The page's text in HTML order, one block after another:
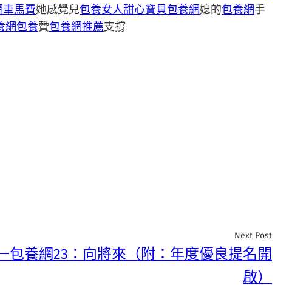
馬費她感覺兒包養女人甜心寶貝包養網媳的包養網手
網包養贊包養網推薦支撐
Next Post
包養網23：向將來（附：年度優良提名開
啟）